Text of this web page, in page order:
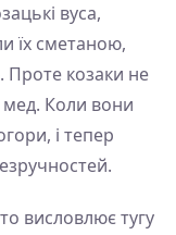
вуса,
їх сметаною,
козаки не
Коли вони
і тепер
висловлює тугу